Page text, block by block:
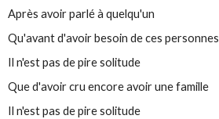
Après avoir parlé à quelqu'un
Qu'avant d'avoir besoin de ces personnes
Il n'est pas de pire solitude
Que d'avoir cru encore avoir une famille
Il n'est pas de pire solitude